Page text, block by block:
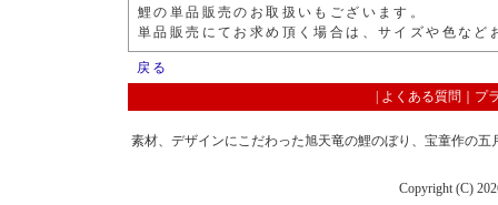
鯉の単品販売のお取扱いもございます。
単品販売にてお求め頂く場合は、サイズや色な
戻る
よくある質問 プ
素材、デザインにこだわった旭天竜の鯉のぼり、宝童作の
Copyright (C)